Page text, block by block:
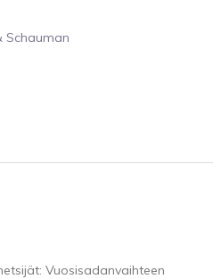
Schauman
Vuosisadanvaihteen